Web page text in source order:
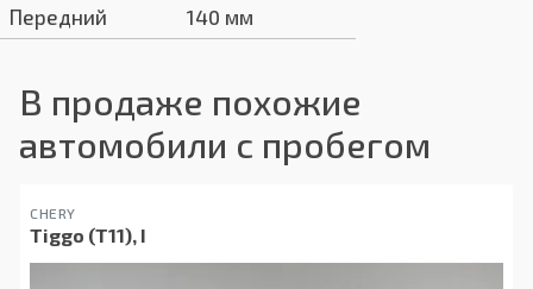
Передний
140 мм
В продаже похожие
автомобили с пробегом
CHERY
Tiggo (T11), I